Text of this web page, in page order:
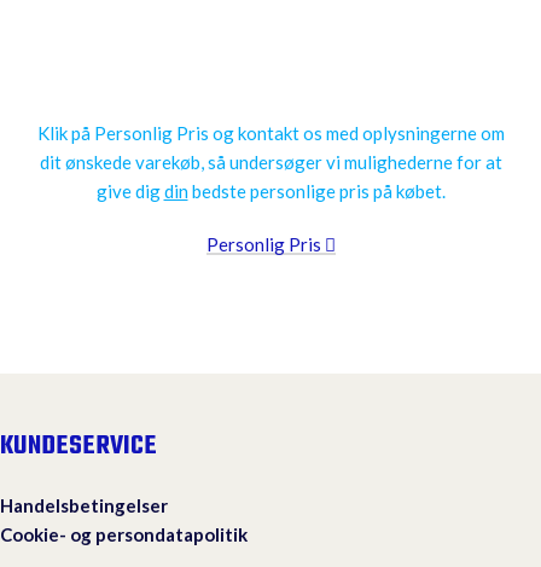
Klik på Personlig Pris og kontakt os med oplysningerne om
dit ønskede varekøb, så undersøger vi mulighederne for at
give digdinbedste personlige pris på købet.
Personlig Pris
KUNDESERVICE
Handelsbetingelser
Cookie- og persondatapolitik